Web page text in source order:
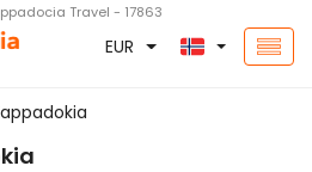
Travel - 17863
EUR